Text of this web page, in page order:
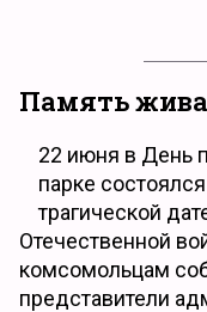
Память жива
22 июня в День
парке
трагической
Отечественной
комсомольцам
представители